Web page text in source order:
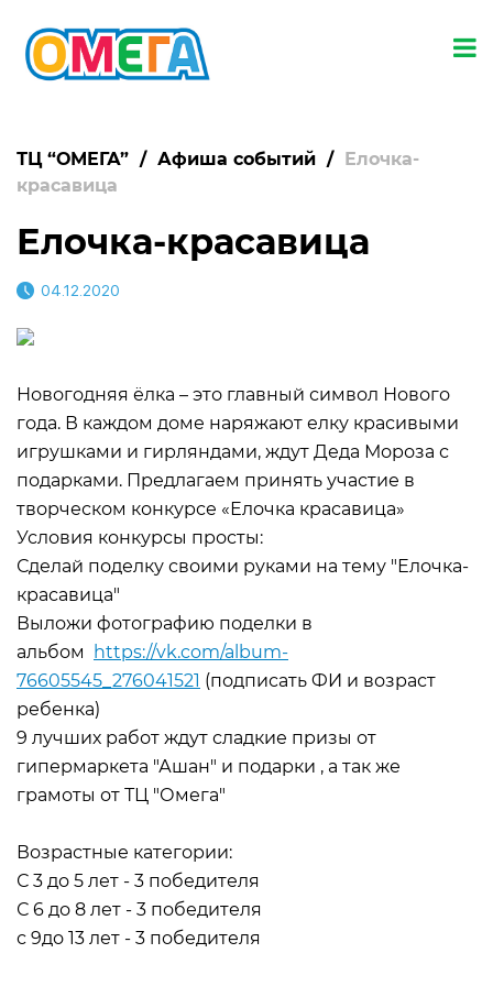
ТЦ “ОМЕГА” / Афиша событий / Елочка-
красавица
Елочка-красавица
04.12.2020
Новогодняя ёлка – это главный символ Нового
года. В каждом доме наряжают елку красивыми
игрушками и гирляндами, ждут Деда Мороза с
подарками. Предлагаем принять участие в
творческом конкурсе «Елочка красавица»
Условия конкурсы просты:
Сделай поделку своими руками на тему "Елочка-
красавица"
Выложи фотографию поделки в
альбом
https://vk.com/album-
76605545_276041521 (подписать ФИ и возраст
ребенка)
9 лучших работ ждут сладкие призы от
гипермаркета "Ашан" и подарки , а так же
грамоты от ТЦ "Омега"
Возрастные категории:
С 3 до 5 лет - 3 победителя
С 6 до 8 лет - 3 победителя
с 9до 13 лет - 3 победителя